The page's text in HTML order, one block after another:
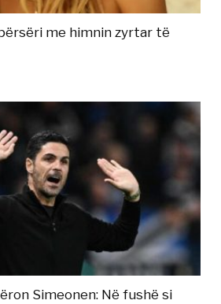
përsëri me himnin zyrtar të
Simeonen: Në fushë si